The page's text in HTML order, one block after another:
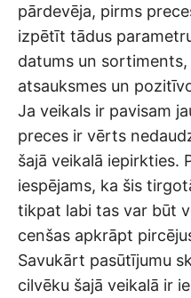
pārdevēja, pirms
izpētīt tādus
datums un
atsauksmes un
Ja veikals ir pavisam
preces ir vērts
šajā veikalā iepirkties.
iespējams, ka šis
tikpat labi tas var būt
cenšas apkrāpt
Savukārt pasūtījumu
cilvēku šajā veikalā ir